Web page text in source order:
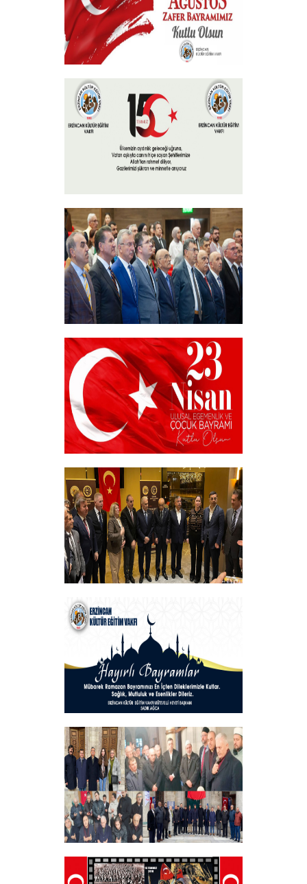
30 Ağustos Zafer Bayramı
+
15 Temmuz 2024
+
Akademik Bilim, Sanat ve Spor Ödülleri”
Sahiplerini Buldu.
+
23 NİSAN
+
Vakfımızın Geleneksel İftar Programı
+
Hayırlı Bayramlar
+
Tüm Şehitlerimizi Anma Programı
Düzenledik